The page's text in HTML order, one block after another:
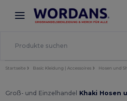
× Wordans App
Bessere Preise in der App!
Startseite Basic Kleidung | Accessoires Hosen und
Groß- und Einzelhandel Khaki Hosen